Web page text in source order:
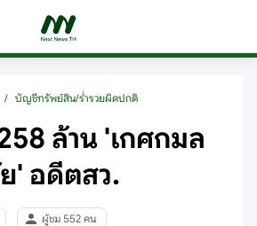
/ บัญชีทรัพย์สิน/ร่ำรวยผิดปกติ
ล้าน 'เกศกมล
' อดีตสว.
ผู้ชม 552 คน